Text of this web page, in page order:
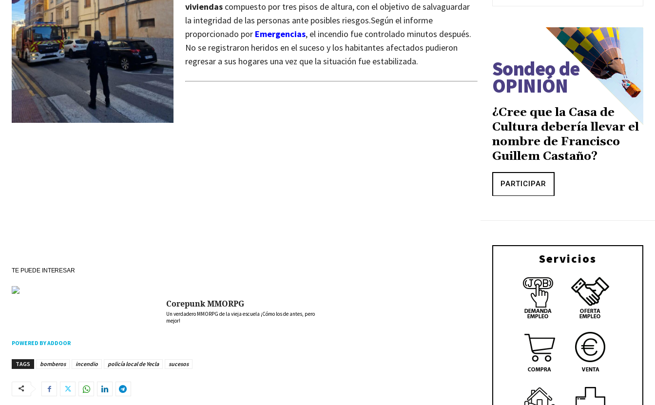
viviendas compuesto por tres pisos de altura, con el objetivo de salvaguardar
la integridad de las personas ante posibles riesgos.Según el informe
proporcionado por Emergencias, el incendio fue controlado minutos después.
No se registraron heridos en el suceso y los habitantes afectados pudieron
regresar a sus hogares una vez que la situación fue estabilizada.
TE PUEDE INTERESAR
Corepunk MMORPG
Un verdadero MMORPG de la vieja escuela ¡Cómo los de antes, pero
mejor!
POWERED BY ADDOOR
TAGS bomberos incendio policía local de Yecla sucesos
Sondeo de
OPINIÓN
¿Cree que la Casa de
Cultura debería llevar el
nombre de Francisco
Guillem Castaño?
PARTICIPAR
Servicios